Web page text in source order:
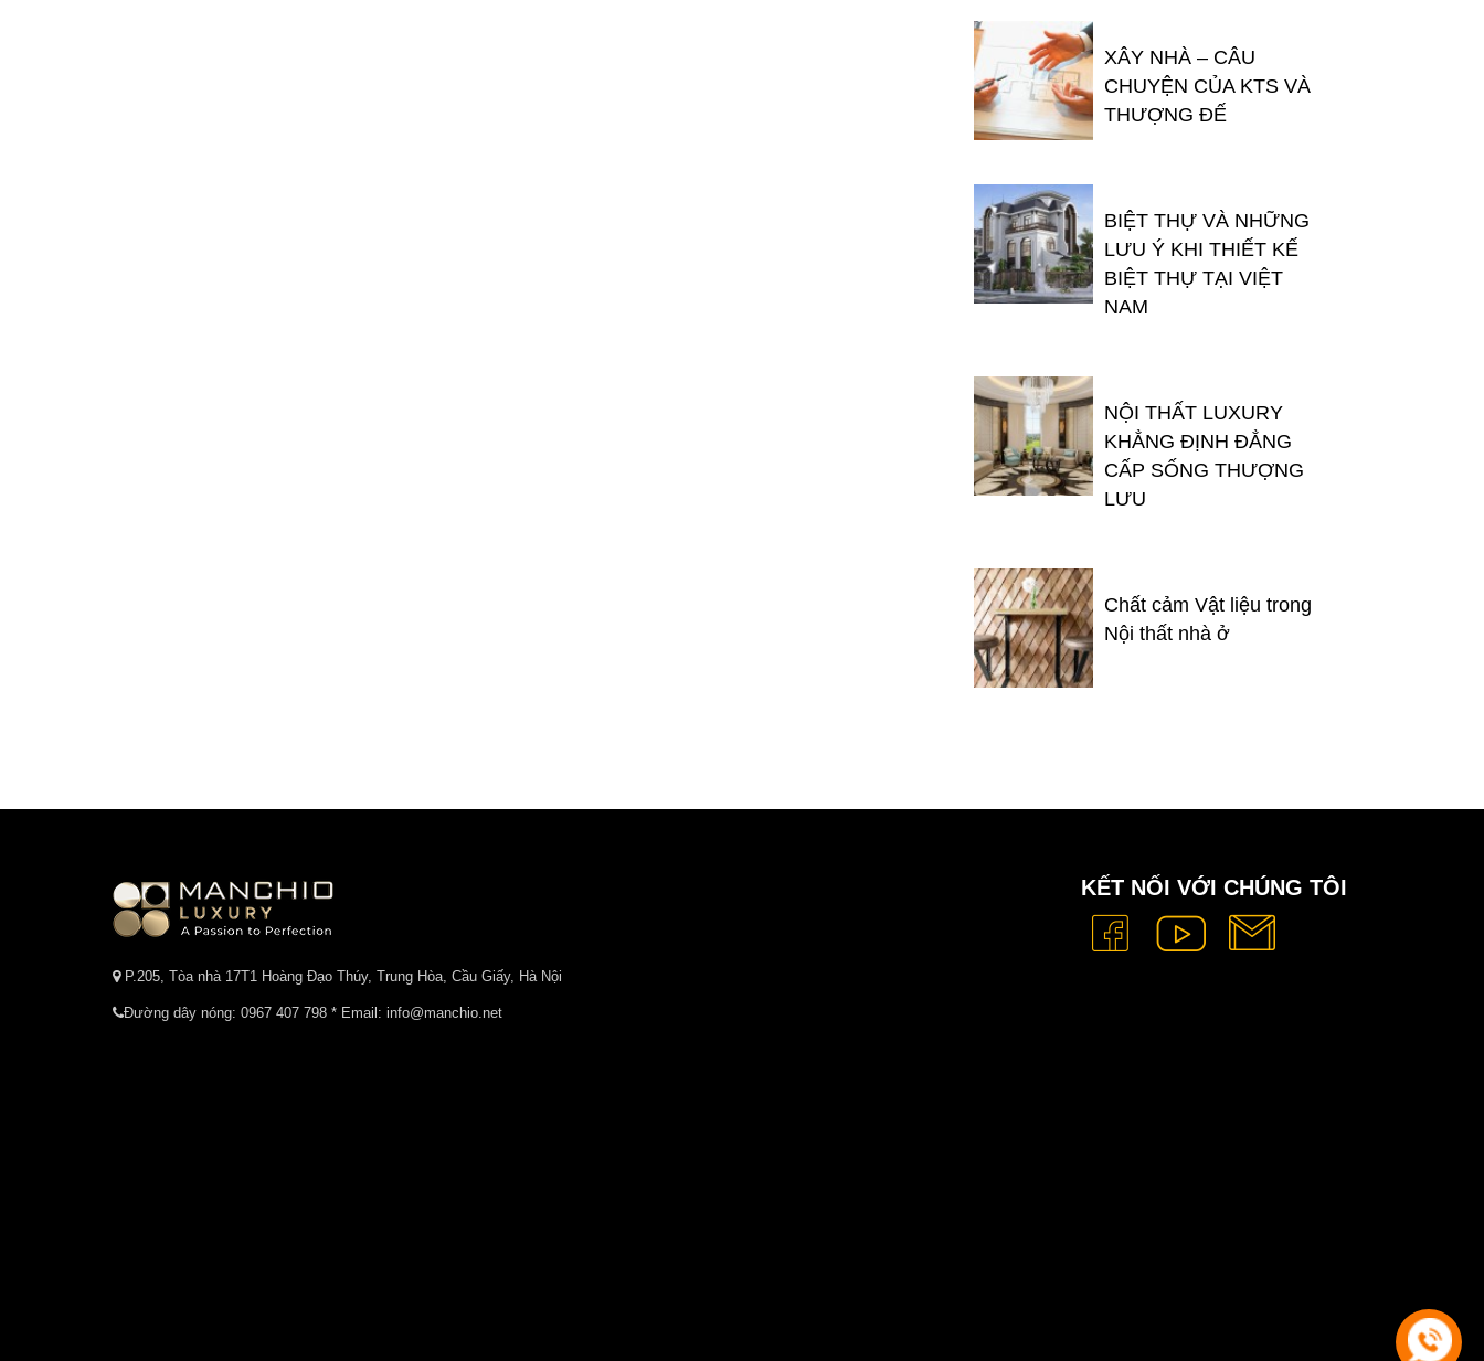
XÂY NHÀ – CÂU
CHUYỆN CỦA KTS VÀ
THƯỢNG ĐẾ
BIỆT THỰ VÀ NHỮNG
LƯU Ý KHI THIẾT KẾ
BIỆT THỰ TẠI VIỆT
NAM
NỘI THẤT LUXURY
KHẲNG ĐỊNH ĐẲNG
CẤP SỐNG THƯỢNG
LƯU
Chất cảm Vật liệu trong
Nội thất nhà ở
P.205, Tòa nhà 17T1 Hoàng Đạo Thúy, Trung Hòa, Cầu Giấy, Hà Nội
Đường dây nóng: 0967 407 798 * Email: info@manchio.net
KẾT NỐI VỚI CHÚNG TÔI